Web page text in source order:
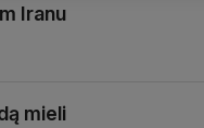
Iranu
mieli